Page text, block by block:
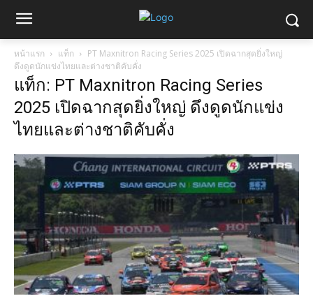
หน้าแรก แท็ก
PT Maxnitron Racing Series 2025 เปิดฉากสุดยิ่งใหญ่
ดึงดูดนักแข่งไทยและต่างชาติคับคั่ง
แท็ก: PT Maxnitron Racing Series
2025 เปิดฉากสุดยิ่งใหญ่ ดึงดูดนักแข่ง
ไทยและต่างชาติคับคั่ง